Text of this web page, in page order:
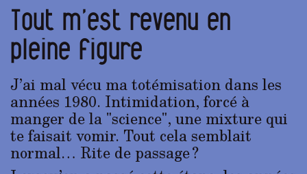
Tout m’est revenu en
pleine figure
J’ai mal vécu ma totémisation dans les
années 1980. Intimidation, forcé à
manger de la "science", une mixture qui
te faisait vomir. Tout cela semblait
normal… Rite de passage ?